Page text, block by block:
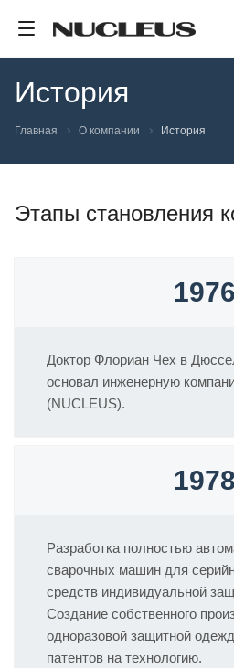
История
Главная О компании История
Этапы становления
1976
Доктор Флориан Чех в
основал инженерную
(NUCLEUS).
1978
Разработка полностью
сварочных машин для
средств индивидуальной
Создание собственного
одноразовой защитной
патентов на технологию.